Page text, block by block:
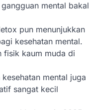
mental bakal
pun menunjukkan
kesehatan mental.
fisik kaum muda di
mental juga
sangat kecil